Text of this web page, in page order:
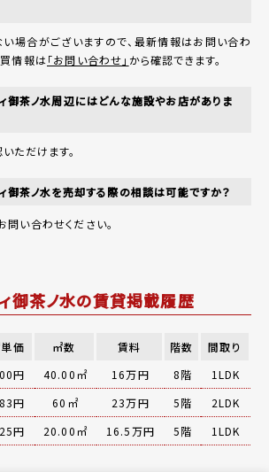
場合がございますので、最新情報はお問い合わ
情報は「お問い合わせ」 から確認できます。
御茶ノ水周辺にはどんな施設やお店がありま
ただけます。
御茶ノ水を売却する際の相談は可能ですか？
問い合わせください。
御茶ノ水の賃貸掲載履歴
価 ㎡数 賃料 階数
間取り
円 40.00㎡ 16万円 8階
1LDK
円 60㎡ 23万円 5階
2LDK
円 20.00㎡ 16.5万円 5階 1LDK